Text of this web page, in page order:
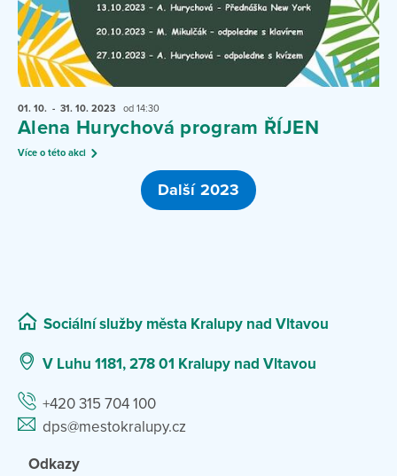
01. 10. - 31. 10. 2023 od 14:30
Alena Hurychová program ŘÍJEN
Více o této akci
Další 2023
Sociální služby města Kralupy nad Vltavou
V Luhu 1181, 278 01 Kralupy nad Vltavou
+420 315 704 100
dps@mestokralupy.cz
Odkazy